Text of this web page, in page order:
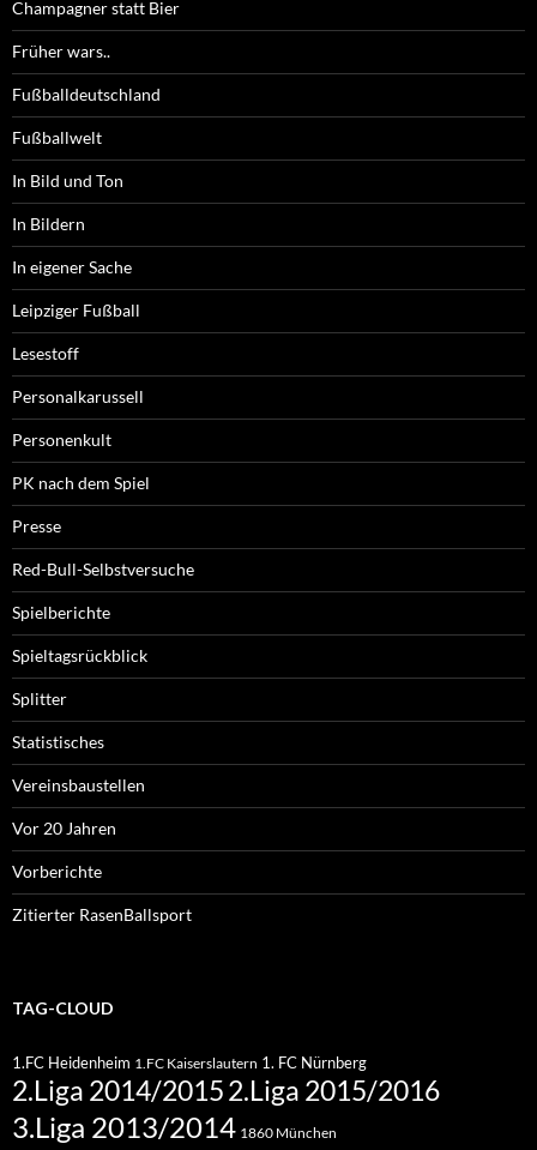
Champagner statt Bier
Früher wars..
Fußballdeutschland
Fußballwelt
In Bild und Ton
In Bildern
In eigener Sache
Leipziger Fußball
Lesestoff
Personalkarussell
Personenkult
PK nach dem Spiel
Presse
Red-Bull-Selbstversuche
Spielberichte
Spieltagsrückblick
Splitter
Statistisches
Vereinsbaustellen
Vor 20 Jahren
Vorberichte
Zitierter RasenBallsport
TAG-CLOUD
1.FC Heidenheim 1.FC Kaiserslautern 1. FC Nürnberg
2.Liga 2014/20152.Liga 2015/2016
3.Liga 2013/2014 1860 München